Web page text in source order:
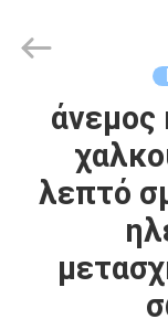
ΣΠΊΤΙ
ΠΡΟΪΌΝΤΑ
ΒΊΝΤΕΟ
Material
Co,.Ltd.
λεπτό